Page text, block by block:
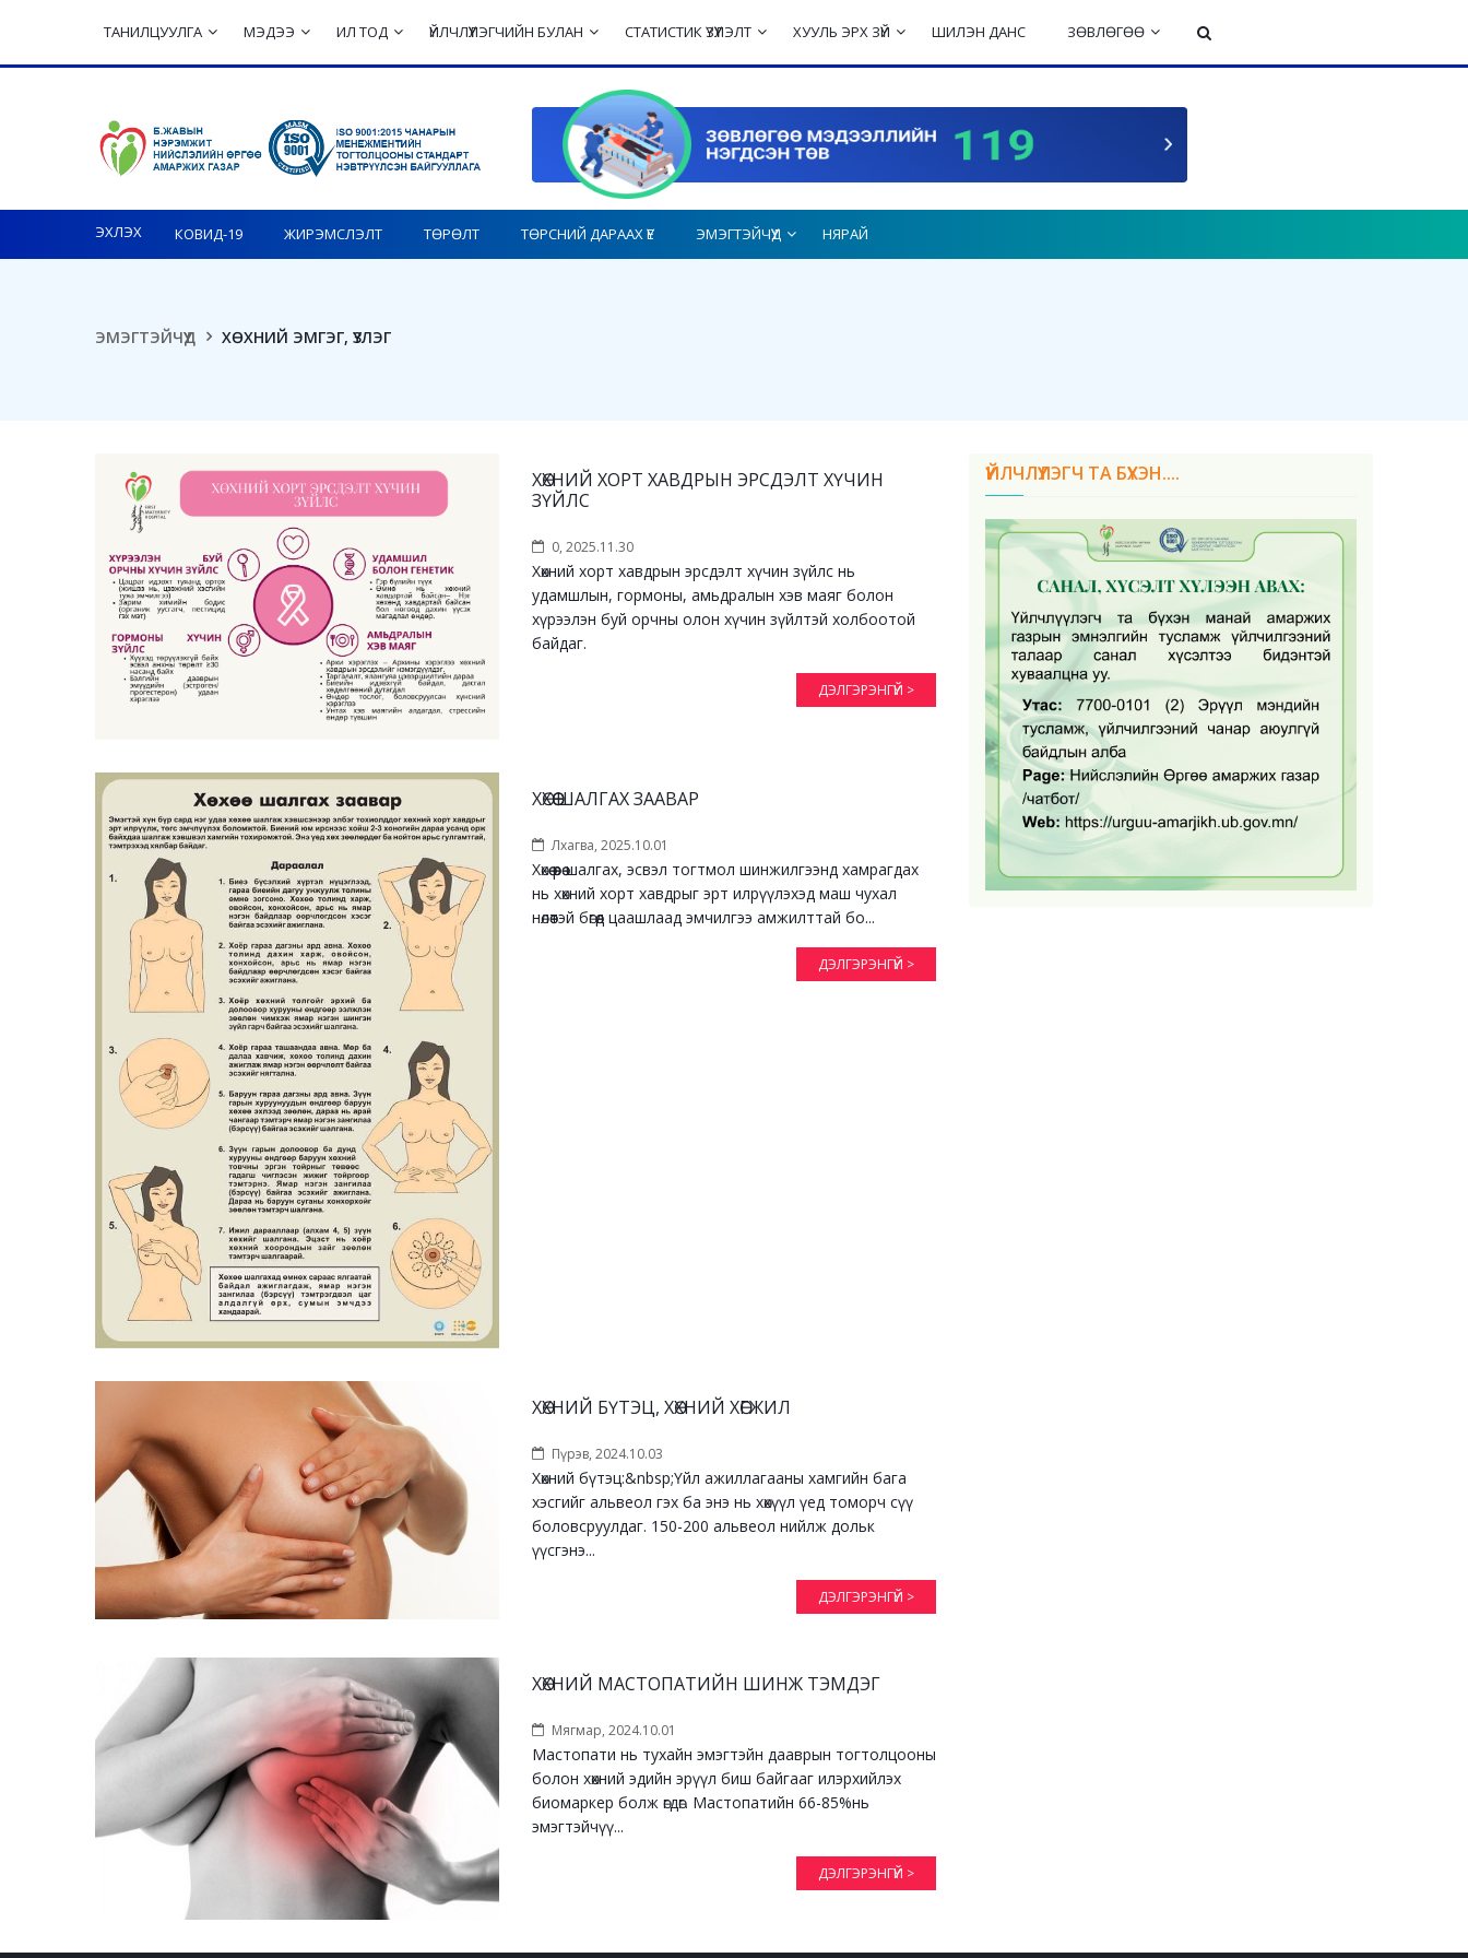
ТАНИЛЦУУЛГА МЭДЭЭ ИЛ ТОД ҮЙЛЧЛҮҮЛЭГЧИЙН БУЛАН СТАТИСТИК ҮЗҮҮЛЭЛТ ХУУЛЬ ЭРХ ЗҮЙ ШИЛЭН ДАНС ЗӨВЛӨГӨӨ
Toggle navigation
ЭХЛЭХ КОВИД-19 ЖИРЭМСЛЭЛТ ТӨРӨЛТ ТӨРСНИЙ ДАРААХ ҮЕ ЭМЭГТЭЙЧҮҮД НЯРАЙ
ЭМЭГТЭЙЧҮҮД ХӨХНИЙ ЭМГЭГ, ҮЗЛЭГ
ХӨХНИЙ ХОРТ ХАВДРЫН ЭРСДЭЛТ ХҮЧИН
ЗҮЙЛС
0, 2025.11.30
Хөхний хорт хавдрын эрсдэлт хүчин зүйлс нь
удамшлын, гормоны, амьдралын хэв маяг болон
хүрээлэн буй орчны олон хүчин зүйлтэй холбоотой
байдаг.
ДЭЛГЭРЭНГҮЙ >
ХӨХӨӨ ШАЛГАХ ЗААВАР
Лхагва, 2025.10.01
Хөхөө өөрөө шалгах, эсвэл тогтмол шинжилгээнд хамрагдах
нь хөхний хорт хавдрыг эрт илрүүлэхэд маш чухал
нөлөөтэй бөгөөд цаашлаад эмчилгээ амжилттай бо...
ДЭЛГЭРЭНГҮЙ >
ХӨХНИЙ БҮТЭЦ, ХӨХНИЙ ХӨГЖИЛ
Пүрэв, 2024.10.03
Хөхний бүтэц:&nbsp;Үйл ажиллагааны хамгийн бага
хэсгийг альвеол гэх ба энэ нь хөхүүл үед томорч сүү
боловсруулдаг. 150-200 альвеол нийлж дольк
үүсгэнэ...
ДЭЛГЭРЭНГҮЙ >
ХӨХНИЙ МАСТОПАТИЙН ШИНЖ ТЭМДЭГ
Мягмар, 2024.10.01
Мастопати нь тухайн эмэгтэйн дааврын тогтолцооны
болон хөхний эдийн эрүүл биш байгааг илэрхийлэх
биомаркер болж өгдөг. Мастопатийн 66-85%нь
эмэгтэйчүү...
ДЭЛГЭРЭНГҮЙ >
ҮЙЛЧЛҮҮЛЭГЧ ТА БҮХЭН....